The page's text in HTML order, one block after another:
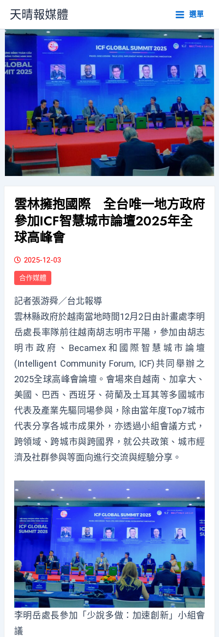
主
要
內
容
天晴報媒體 選單
雲林擁抱國際 全台唯一地方政府
參加ICF智慧城市論壇2025年全
球高峰會
2025-12-03
合作媒體
記者張游舜／台北報導
雲林縣政府於越南當地時間12月2日由計畫處李明
岳處長率隊前往越南胡志明市平陽，參加由胡志
明市政府、Becamex和國際智慧城市論壇
(Intelligent Community Forum, ICF)共同舉辦之
2025全球高峰會論壇。會場來自越南、加拿大、
美國、巴西、西班牙、荷蘭及土耳其等多國城市
代表及產業先驅同場參與，除由當年度Top7城市
代表分享各城市成果外，亦透過小組會議方式，
跨領域、跨城市與跨國界，就公共政策、城市經
濟及社群參與等面向進行交流與經驗分享。
李明岳處長參加「少說多做：加速創新」小組會
議